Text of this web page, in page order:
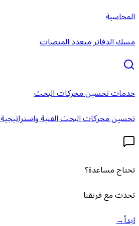
المحاسبة
مسك الدفاتر متعدد المنصات
خدمات تحسين محركات البحث
تحسين محركات البحث الفنية
تحتاج مساعدة؟
تحدث مع فريقنا
ابدأ→